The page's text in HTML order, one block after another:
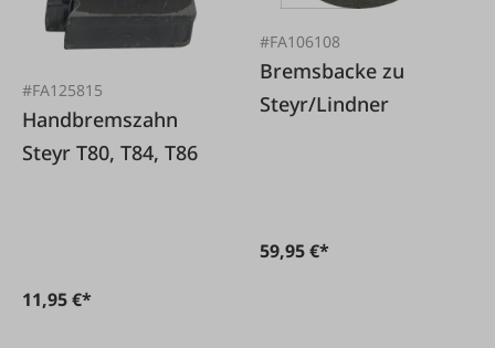
#FA125815
Handbremszahn
Steyr T80, T84, T86
11,95 €*
#FA106108
Bremsbacke zu
Steyr/Lindner
59,95 €*